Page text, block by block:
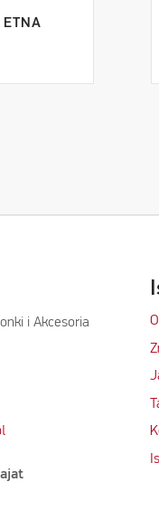
ETNA
i Akcesoria